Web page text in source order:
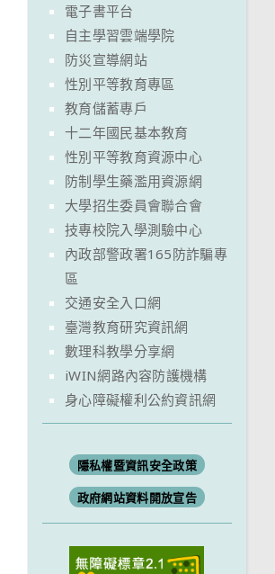
電子書平台
自主學習雲端學院
防災宣導網站
性別平等教育專區
教育儲蓄專戶
十二年國民基本教育
性別平等教育資源中心
防制學生藥濫用資源網
大學招生委員會聯合會
技專校院入學測驗中心
內政部警政署165防詐騙專
區
交通安全入口網
臺灣教育研究資訊網
數理科教學分享網
iWIN網路內容防護機構
身心障礙權利公約資訊網
隱私權暨資訊安全政策
政府網站資料開放宣告